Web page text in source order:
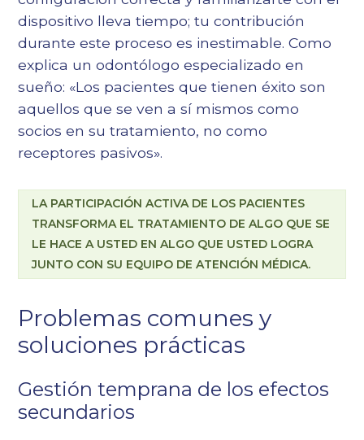
dispositivo lleva tiempo; tu contribución
durante este proceso es inestimable. Como
explica un odontólogo especializado en
sueño: «Los pacientes que tienen éxito son
aquellos que se ven a sí mismos como
socios en su tratamiento, no como
receptores pasivos».
LA PARTICIPACIÓN ACTIVA DE LOS PACIENTES
TRANSFORMA EL TRATAMIENTO DE ALGO QUE SE
LE HACE A USTED EN ALGO QUE USTED LOGRA
JUNTO CON SU EQUIPO DE ATENCIÓN MÉDICA.
Problemas comunes y
soluciones prácticas
Gestión temprana de los efectos
secundarios